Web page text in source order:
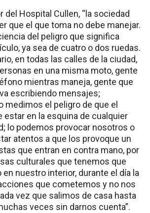
del Hospital Cullen, “la sociedad
que el que toma no debe manejar.
del peligro que significa
ya sea de cuatro o dos ruedas.
en todas las calles de la ciudad,
en una misma moto, gente
mientras maneja, gente que
escribiendo mensajes;
medimos el peligro de que el
estar en la esquina de cualquier
lo podemos provocar nosotros o
atentos a que los provoque un
que entran en contra mano, por
culturales que tenemos que
en nuestro interior, durante el día la
que cometemos y no nos
vez que salimos de casa hasta
veces sin darnos cuenta”.